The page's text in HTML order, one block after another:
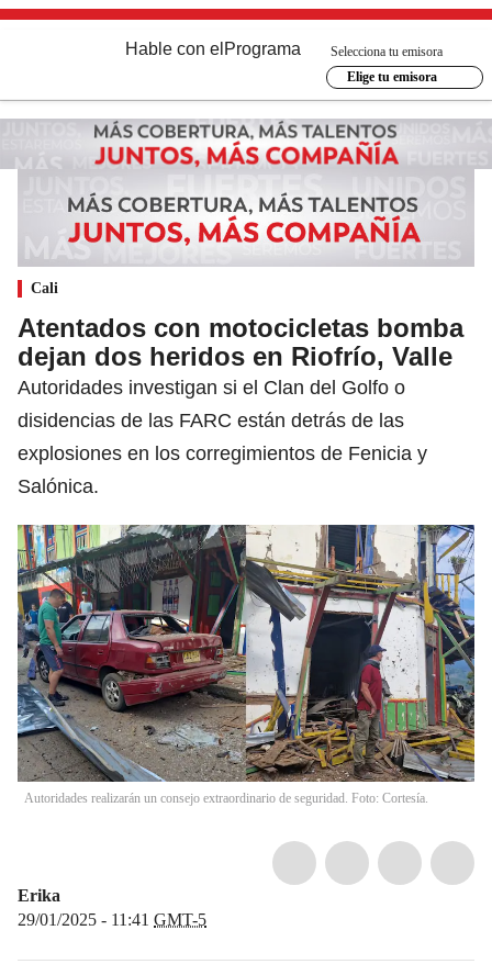
Hable con el Programa
Selecciona tu emisora
Elige tu emisora
Cali
Atentados con motocicletas bomba
dejan dos heridos en Riofrío, Valle
Autoridades investigan si el Clan del Golfo o
disidencias de las FARC están detrás de las
explosiones en los corregimientos de Fenicia y
Salónica.
Autoridades realizarán un consejo extraordinario de seguridad. Foto: Cortesía.
Erika
29/01/2025 - 11:41 GMT-5